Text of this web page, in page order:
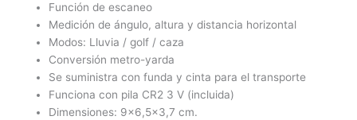
Función de escaneo
Medición de ángulo, altura y distancia horizontal
Modos: Lluvia / golf / caza
Conversión metro-yarda
Se suministra con funda y cinta para el transporte
Funciona con pila CR2 3 V (incluida)
Dimensiones: 9×6,5×3,7 cm.